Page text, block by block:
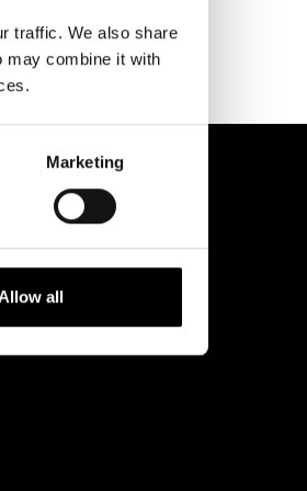
traffic. We also share
may combine it with
Marketing
Allow all
Press
Jobba hos oss
Svenska Teatern Live